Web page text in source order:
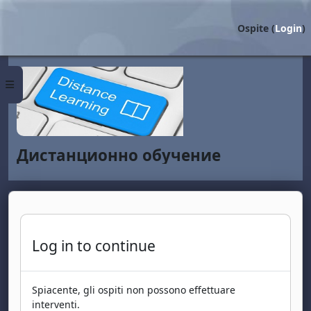
Pannello laterale
Ospite (Login)
Дистанционно обучение
Log in to continue
Spiacente, gli ospiti non possono effettuare
interventi.